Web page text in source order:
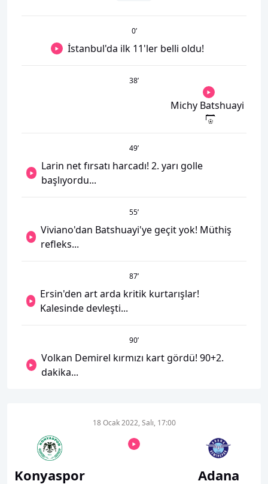
0’
İstanbul'da ilk 11'ler belli oldu!
38’
Michy Batshuayi
49’
Larin net fırsatı harcadı! 2. yarı golle
başlıyordu...
55’
Viviano'dan Batshuayi'ye geçit yok! Müthiş
refleks...
87’
Ersin'den art arda kritik kurtarışlar!
Kalesinde devleşti...
90’
Volkan Demirel kırmızı kart gördü! 90+2.
dakika...
Konyaspor
18 Ocak 2022, Salı, 17:00
Adana